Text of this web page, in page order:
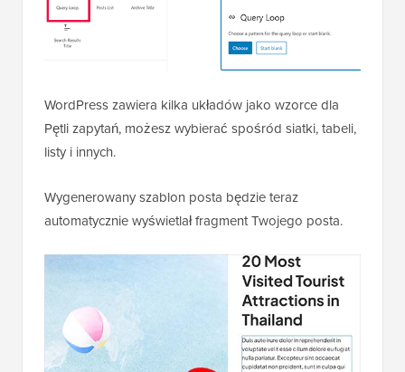
WordPress zawiera kilka układów jako wzorce dla
Pętli zapytań, możesz wybierać spośród siatki, tabeli,
listy i innych.
Wygenerowany szablon posta będzie teraz
automatycznie wyświetlał fragment Twojego posta.